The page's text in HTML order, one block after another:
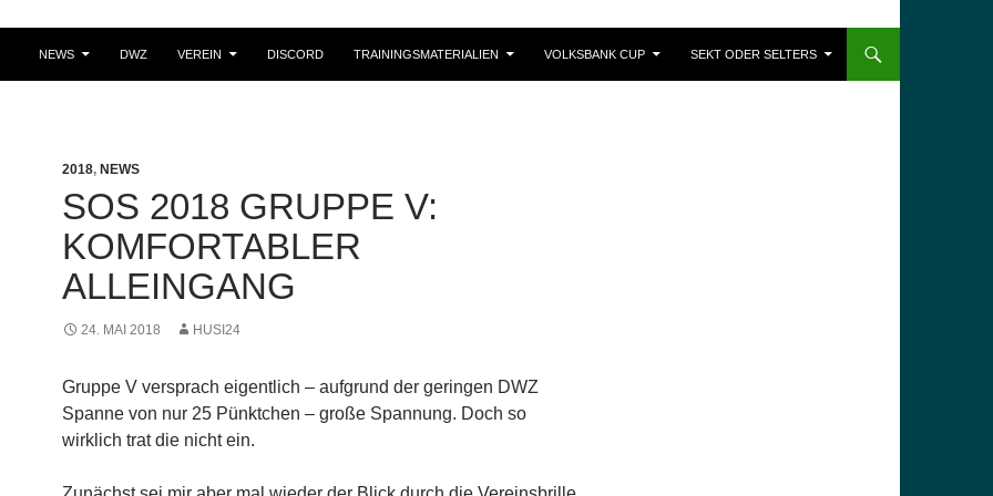
NEWS DWZ VEREIN DISCORD TRAININGSMATERIALIEN VOLKSBANK CUP SEKT ODER SELTERS
2018, NEWS
SOS 2018 GRUPPE V:
KOMFORTABLER
ALLEINGANG
24. MAI 2018 HUSI24
Gruppe V versprach eigentlich – aufgrund der geringen DWZ
Spanne von nur 25 Pünktchen – große Spannung. Doch so
wirklich trat die nicht ein.